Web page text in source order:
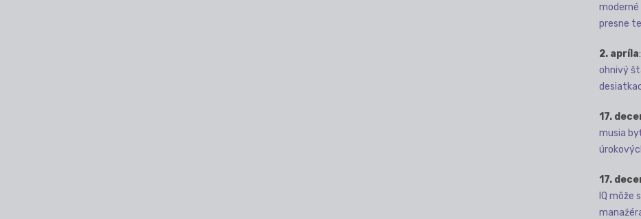
presne
2. apríla:
ohnivý
17.
musia
17.
IQ môže